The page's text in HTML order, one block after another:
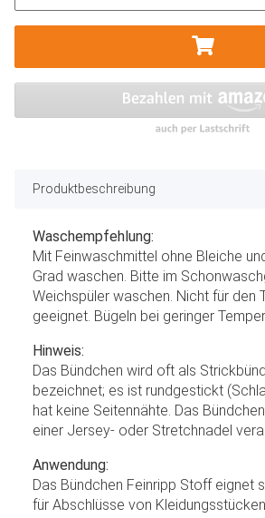
Produktbeschreibung
Waschempfehlung:
Mit Feinwaschmittel ohne Bleiche
Grad waschen. Bitte im
Weichspüler waschen. Nicht für den
geeignet. Bügeln bei geringer
Hinweis:
Das Bündchen wird oft als
bezeichnet; es ist rundgestickt
hat keine Seitennähte. Das
einer Jersey- oder Stretchnadel
Anwendung:
Das Bündchen Feinripp Stoff eignet
für Abschlüsse von